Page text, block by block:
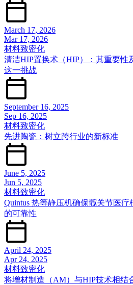
March 17, 2026
Mar 17, 2026
材料致密化
清洁HIP置换术（HIP）：其重要性
这一挑战
September 16, 2025
Sep 16, 2025
材料致密化
先进陶瓷：树立跨行业的新标准
June 5, 2025
Jun 5, 2025
材料致密化
Quintus 热等静压机确保髋关节医
的可靠性
April 24, 2025
Apr 24, 2025
材料致密化
将增材制造（AM）与HIP技术相结